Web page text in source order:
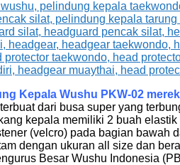
Kepala Wushu PKW-02
dari busa super yang
kepala memiliki 2 buah elastik
(velcro) pada bagian bawah
dengan ukuran all size dan
Besar Wushu Indonesia